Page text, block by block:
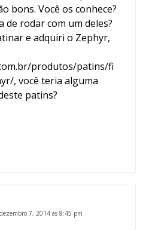
bons. Você os conhece?
de rodar com um deles?
e adquiri o Zephyr,
produtos/patins/fi
, você teria alguma
patins?
dezembro 7, 2014 às 8:45 pm